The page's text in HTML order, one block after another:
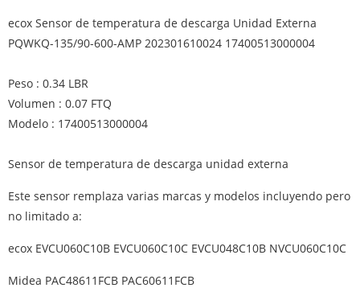
ecox Sensor de temperatura de descarga Unidad Externa
PQWKQ-135/90-600-AMP 202301610024 17400513000004
Peso : 0.34 LBR
Volumen : 0.07 FTQ
Modelo : 17400513000004
Sensor de temperatura de descarga unidad externa
Este sensor remplaza varias marcas y modelos incluyendo pero
no limitado a:
ecox EVCU060C10B EVCU060C10C EVCU048C10B NVCU060C10C
Midea PAC48611FCB PAC60611FCB